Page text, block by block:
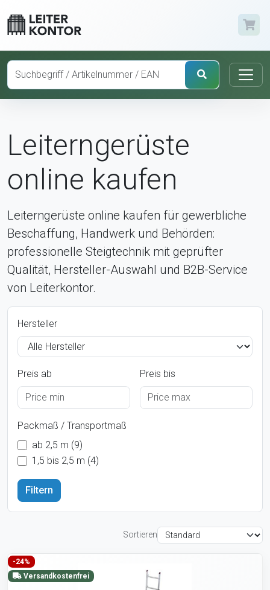
Leiterngerüste
online kaufen
Leiterngerüste online kaufen für gewerbliche
Beschaffung, Handwerk und Behörden:
professionelle Steigtechnik mit geprüfter
Qualität, Hersteller-Auswahl und B2B-Service
von Leiterkontor.
Hersteller
Preis ab Preis bis
Packmaß / Transportmaß
ab 2,5 m (9)
1,5 bis 2,5 m (4)
Sortieren
-24%
Versandkostenfrei